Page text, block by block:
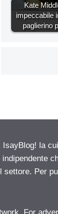
Kate
impeccabile
paglierino
la
settore. Per